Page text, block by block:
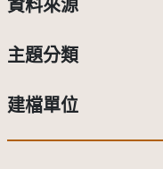
資料來源
主題分類
建檔單位